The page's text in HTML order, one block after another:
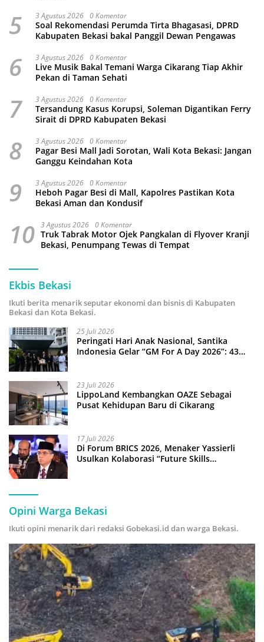
5 3 Agustus 2026 0 Komentar
Soal Rekomendasi Perumda Tirta Bhagasasi, DPRD
Kabupaten Bekasi bakal Panggil Dewan Pengawas
6 3 Agustus 2026 0 Komentar
Live Musik Bakal Temani Warga Cikarang Tiap Akhir
Pekan di Taman Sehati
7 3 Agustus 2026 0 Komentar
Tersandung Kasus Korupsi, Soleman Digantikan Ferry
Sirait di DPRD Kabupaten Bekasi
8 3 Agustus 2026 0 Komentar
Pagar Besi Mall Jadi Sorotan, Wali Kota Bekasi: Jangan
Ganggu Keindahan Kota
9 3 Agustus 2026 0 Komentar
Heboh Pagar Besi di Mall, Kapolres Pastikan Kota
Bekasi Aman dan Kondusif
10 3 Agustus 2026 0 Komentar
Truk Tabrak Motor Ojek Pangkalan di Flyover Kranji
Bekasi, Penumpang Tewas di Tempat
Ekbis Bekasi
Ikuti berita menarik seputar ekonomi dan bisnis di Kabupaten
Bekasi dan Kota Bekasi.
25 Juli 2026
Peringati Hari Anak Nasional, Santika
Indonesia Gelar “GM For A Day 2026”: 43
23 Juli 2026
LippoLand Kembangkan OAZE Sebagai
Pusat Kehidupan Baru di Cikarang
17 Juli 2026
Di Forum BRICS 2026, Menaker Yassierli
Usulkan Kolaborasi “Future Skills
Opini Warga Bekasi
Ikuti opini menarik dari redaksi Gobekasi.id dan warga Bekasi.